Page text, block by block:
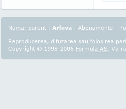
Numar curent | Arhiva | Abonamente |
Reproducerea, difuzarea sau folosirea
Copyright © 1998-2006 Formula AS. Va